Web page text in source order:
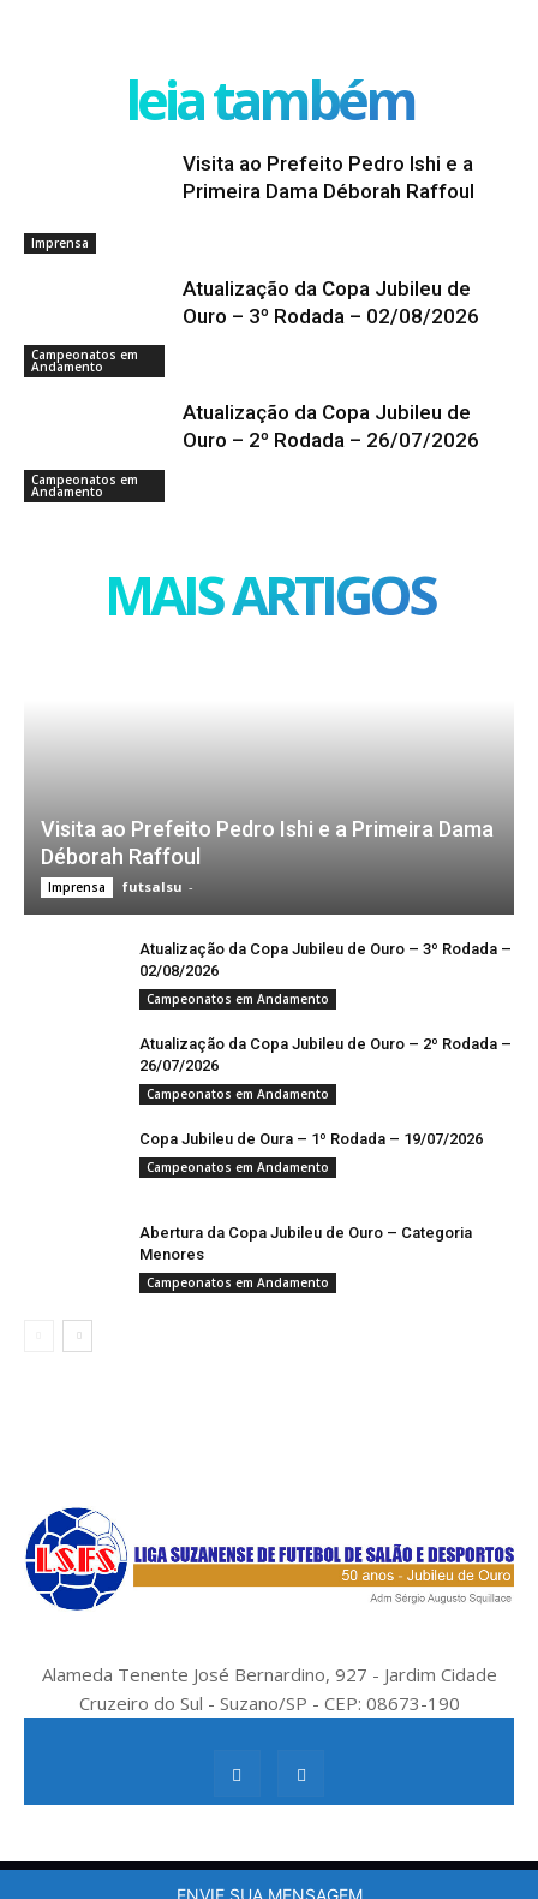
leia também
Imprensa
Visita ao Prefeito Pedro Ishi e a
Primeira Dama Déborah Raffoul
Campeonatos em
Andamento
Atualização da Copa Jubileu de
Ouro – 3º Rodada – 02/08/2026
Campeonatos em
Andamento
Atualização da Copa Jubileu de
Ouro – 2º Rodada – 26/07/2026
MAIS ARTIGOS
Visita ao Prefeito Pedro Ishi e a Primeira Dama
Déborah Raffoul
Imprensa futsalsu -
Atualização da Copa Jubileu de Ouro – 3º Rodada –
02/08/2026
Campeonatos em Andamento
Atualização da Copa Jubileu de Ouro – 2º Rodada –
26/07/2026
Campeonatos em Andamento
Copa Jubileu de Oura – 1º Rodada – 19/07/2026
Campeonatos em Andamento
Abertura da Copa Jubileu de Ouro – Categoria
Menores
Campeonatos em Andamento
Alameda Tenente José Bernardino, 927 - Jardim Cidade
Cruzeiro do Sul - Suzano/SP - CEP: 08673-190
by hallak 11 99803 3929ENVIE SUA MENSAGEM